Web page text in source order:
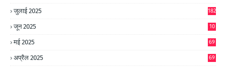
जुलाई 2025 182
जून 2025
10
मई 2025 69
अप्रैल 2025 69